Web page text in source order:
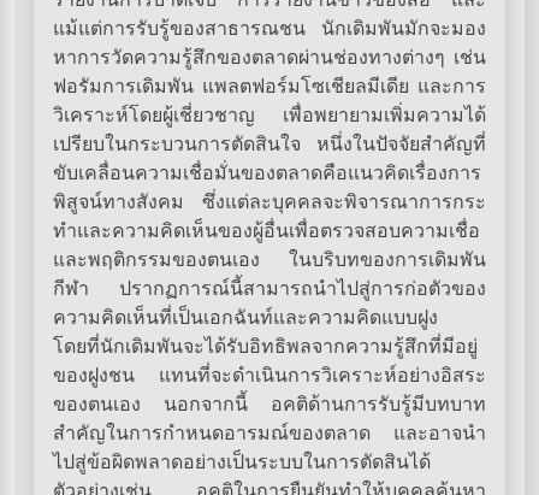
แม้แต่การรับรู้ของสาธารณชน นักเดิมพันมักจะมอง
หาการวัดความรู้สึกของตลาดผ่านช่องทางต่างๆ เช่น
ฟอรัมการเดิมพัน แพลตฟอร์มโซเชียลมีเดีย และการ
วิเคราะห์โดยผู้เชี่ยวชาญ เพื่อพยายามเพิ่มความได้
เปรียบในกระบวนการตัดสินใจ หนึ่งในปัจจัยสำคัญที่
ขับเคลื่อนความเชื่อมั่นของตลาดคือแนวคิดเรื่องการ
พิสูจน์ทางสังคม ซึ่งแต่ละบุคคลจะพิจารณาการกระ
ทำและความคิดเห็นของผู้อื่นเพื่อตรวจสอบความเชื่อ
และพฤติกรรมของตนเอง ในบริบทของการเดิมพัน
กีฬา ปรากฏการณ์นี้สามารถนำไปสู่การก่อตัวของ
ความคิดเห็นที่เป็นเอกฉันท์และความคิดแบบฝูง
โดยที่นักเดิมพันจะได้รับอิทธิพลจากความรู้สึกที่มีอยู่
ของฝูงชน แทนที่จะดำเนินการวิเคราะห์อย่างอิสระ
ของตนเอง นอกจากนี้ อคติด้านการรับรู้มีบทบาท
สำคัญในการกำหนดอารมณ์ของตลาด และอาจนำ
ไปสู่ข้อผิดพลาดอย่างเป็นระบบในการตัดสินได้